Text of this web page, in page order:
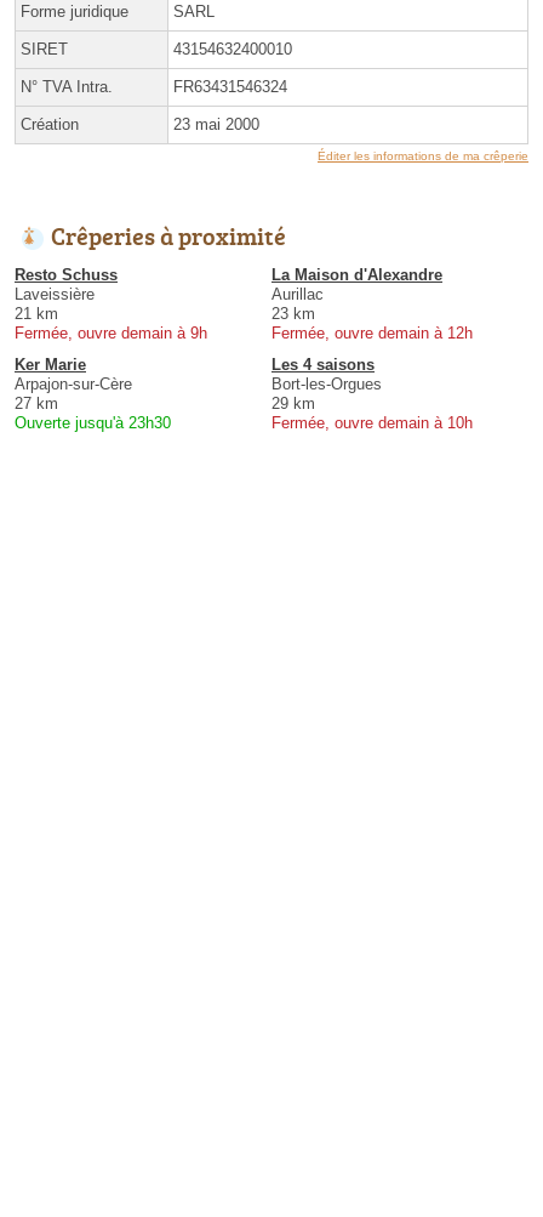
Forme juridique SARL
SIRET 43154632400010
N° TVA Intra. FR63431546324
Création 23 mai 2000
Éditer les informations de ma crêperie
Crêperies à proximité
Resto Schuss
Laveissière
21 km
Fermée, ouvre demain à 9h
La Maison d'Alexandre
Aurillac
23 km
Fermée, ouvre demain à 12h
Ker Marie
Arpajon-sur-Cère
27 km
Ouverte jusqu'à 23h30
Les 4 saisons
Bort-les-Orgues
29 km
Fermée, ouvre demain à 10h